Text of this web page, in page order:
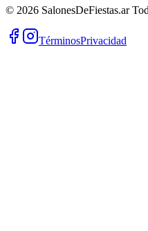
© 2026 SalonesDeFiestas.ar
TérminosPrivacidad